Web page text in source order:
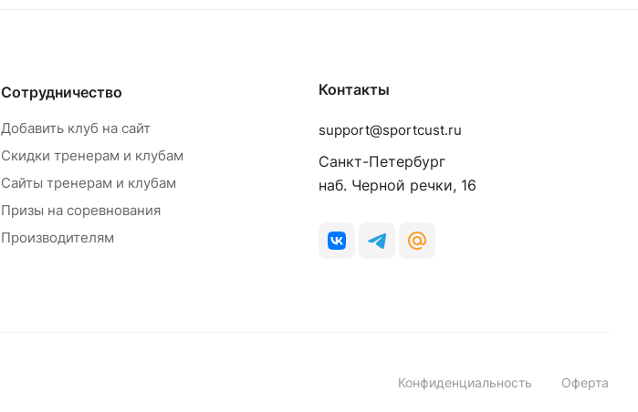
Сотрудничество
Добавить клуб на сайт
Скидки тренерам и клубам
Сайты тренерам и клубам
Призы на соревнования
Производителям
Контакты
support@sportcust.ru
Санкт-Петербург
наб. Черной речки, 16
Конфиденциальность Оферта